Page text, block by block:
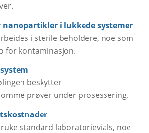
nanopartikler i lukkede systemer
i sterile beholdere, noe som
for kontaminasjon.
beskytter
prøver under prosessering.
standard laboratorievials, noe